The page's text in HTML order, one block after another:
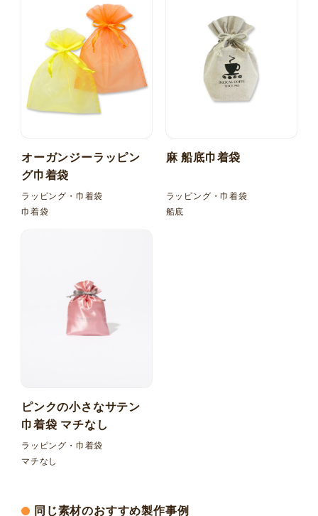
オーガンジーラッピン
グ巾着袋
ラッピング・巾着袋
巾着袋
麻 船底巾着袋
ラッピング・巾着袋
船底
ピンクの小さなサテン
巾着袋 マチなし
ラッピング・巾着袋
マチなし
同じ素材のおすすめ製作事例